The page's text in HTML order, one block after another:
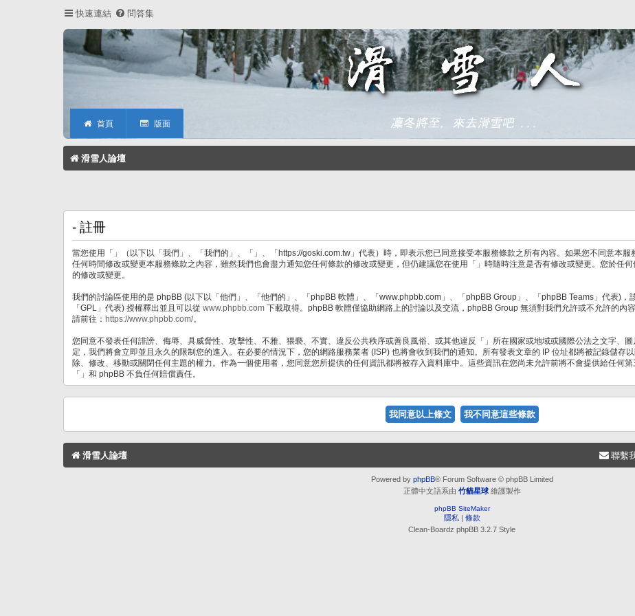
快速連結 問答集
首頁 版面
滑雪人論壇
- 註冊
當您使用「」（以下以「我們」、「我們的」、「」、「https://goski.com.tw」代表）時，即表示您已同意接受本服務條款之所有內容。如果您不同意本
任何時間修改或變更本服務條款之內容，雖然我們也會盡力通知您任何條款的修改或變更，但仍建議您在使用「」時隨時注意是否有修改或變更。您於任
的修改或變更。
我們的討論區使用的是 phpBB (以下以「他們」、「他們的」、「phpBB 軟體」、「www.phpbb.com」、「phpBB Group」、「phpBB Teams」代表)，
「GPL」代表) 授權釋出並且可以從 www.phpbb.com 下載取得。phpBB 軟體僅協助網路上的討論以及交流，phpBB Group 無須對我們允許或不允許的內
請前往： https://www.phpbb.com/。
您同意不發表任何誹謗、侮辱、具威脅性、攻擊性、不雅、猥褻、不實、違反公共秩序或善良風俗、或其他違反「」所在國家或地域或國際公法之文字、
定，我們將會立即並且永久的限制您的進入。在必要的情況下，您的網路服務業者 (ISP) 也將會收到我們的通知。所有發表文章的 IP 位址都將被記錄儲存
除、修改、移動或關閉任何主題的權力。作為一個使用者，您同意您所提供的任何資訊都將被存入資料庫中。這些資訊在您尚未允許前將不會提供給任何
「」和 phpBB 不負任何賠償責任。
滑雪人論壇 聯繫
Powered by phpBB® Forum Software © phpBB Limited
正體中文語系由 竹貓星球維護製作
phpBB SiteMaker
隱私 | 條款
Clean-Boardz phpBB 3.2.7 Style